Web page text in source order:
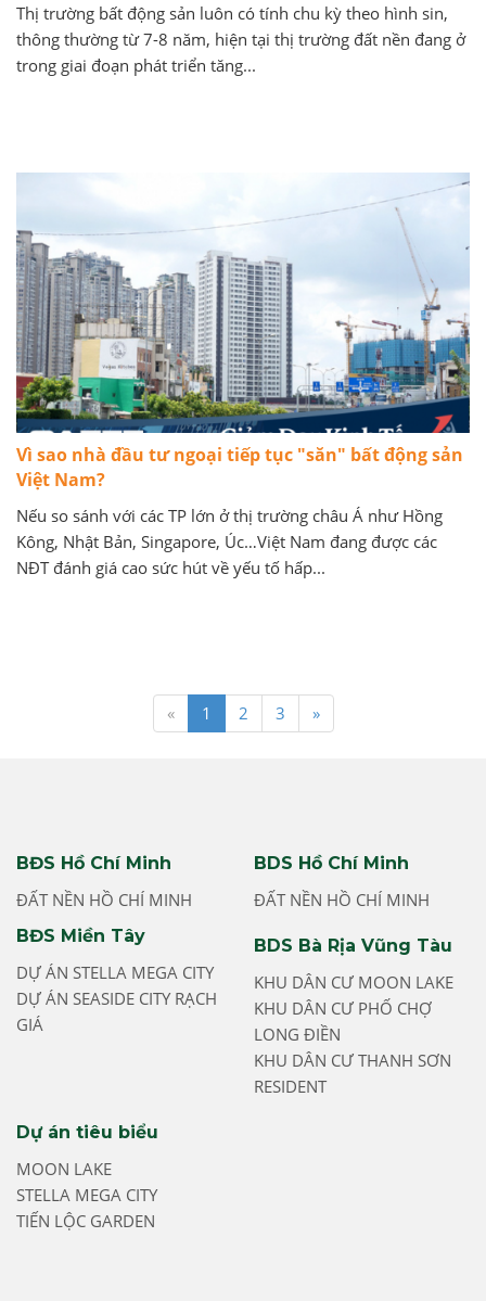
Thị trường bất động sản luôn có tính chu kỳ theo hình sin,
thông thường từ 7-8 năm, hiện tại thị trường đất nền đang ở
trong giai đoạn phát triển tăng...
Vì sao nhà đầu tư ngoại tiếp tục "săn" bất động sản
Việt Nam?
Nếu so sánh với các TP lớn ở thị trường châu Á như Hồng
Kông, Nhật Bản, Singapore, Úc…Việt Nam đang được các
NĐT đánh giá cao sức hút về yếu tố hấp...
« 1 2 3 »
BĐS Hồ Chí Minh
ĐẤT NỀN HỒ CHÍ MINH
BĐS Miền Tây
DỰ ÁN STELLA MEGA CITY
DỰ ÁN SEASIDE CITY RẠCH
GIÁ
BDS Hồ Chí Minh
ĐẤT NỀN HỒ CHÍ MINH
BDS Bà Rịa Vũng Tàu
KHU DÂN CƯ MOON LAKE
KHU DÂN CƯ PHỐ CHỢ
LONG ĐIỀN
KHU DÂN CƯ THANH SƠN
RESIDENT
Dự án tiêu biểu
MOON LAKE
STELLA MEGA CITY
TIẾN LỘC GARDEN